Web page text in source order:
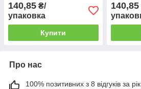
140,85 ₴/
упаковка
Купити
140,85
Про нас
100% позитивних з 8 відгуків за рік